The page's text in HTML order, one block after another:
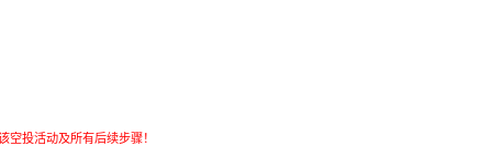
投活动及所有后续步骤！